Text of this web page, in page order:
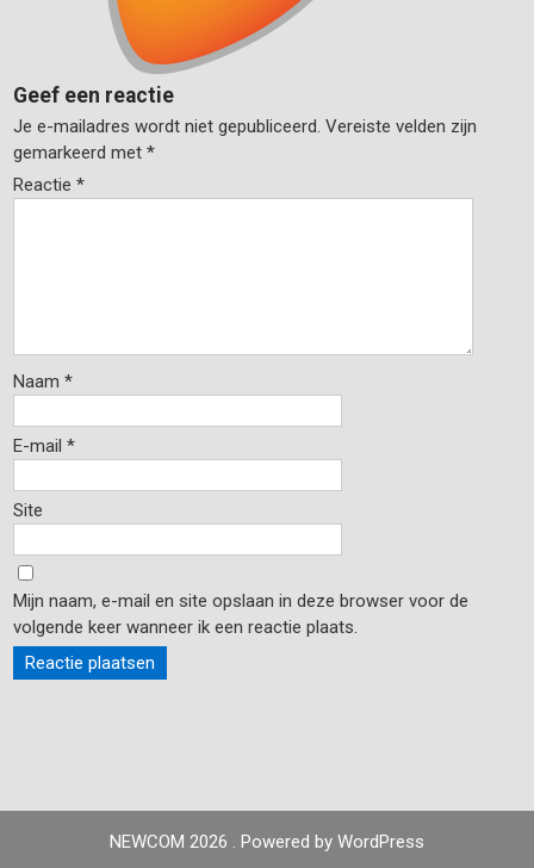
Geef een reactie
Je e-mailadres wordt niet gepubliceerd. Vereiste velden zijn
gemarkeerd met*
Reactie*
Naam*
E-mail*
Site
Mijn naam, e-mail en site opslaan in deze browser voor de
volgende keer wanneer ik een reactie plaats.
NEWCOM 2026 . Powered by WordPress